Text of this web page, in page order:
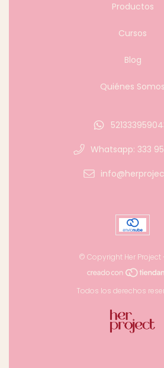
Productos
Cursos
Blog
Quiénes Somos
Whatsapp: 333
© Copyright Her Project
Todos los derechos